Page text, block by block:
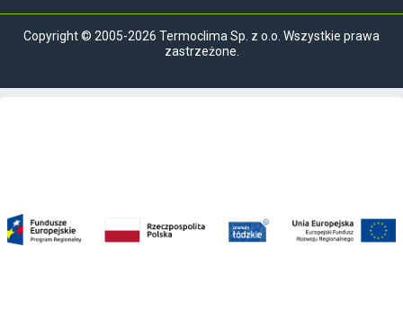
Copyright © 2005-2026 Termoclima Sp. z o.o. Wszystkie prawa
zastrzeżone.